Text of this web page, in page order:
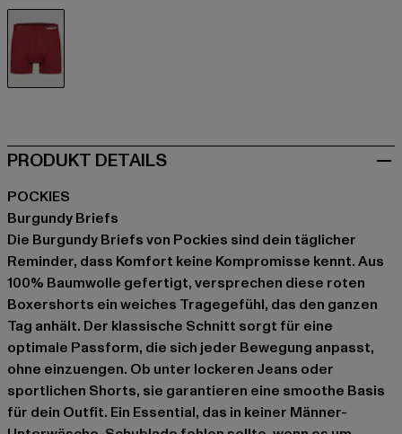
PRODUKT DETAILS
POCKIES
Burgundy Briefs
Die Burgundy Briefs von Pockies sind dein täglicher
Reminder, dass Komfort keine Kompromisse kennt. Aus
100% Baumwolle gefertigt, versprechen diese roten
Boxershorts ein weiches Tragegefühl, das den ganzen
Tag anhält. Der klassische Schnitt sorgt für eine
optimale Passform, die sich jeder Bewegung anpasst,
ohne einzuengen. Ob unter lockeren Jeans oder
sportlichen Shorts, sie garantieren eine smoothe Basis
für dein Outfit. Ein Essential, das in keiner Männer-